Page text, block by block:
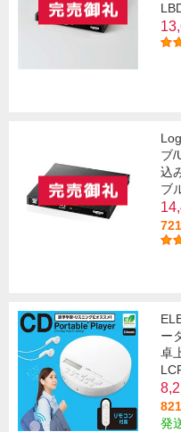
ブ/
込
ブ
ー
卓
発